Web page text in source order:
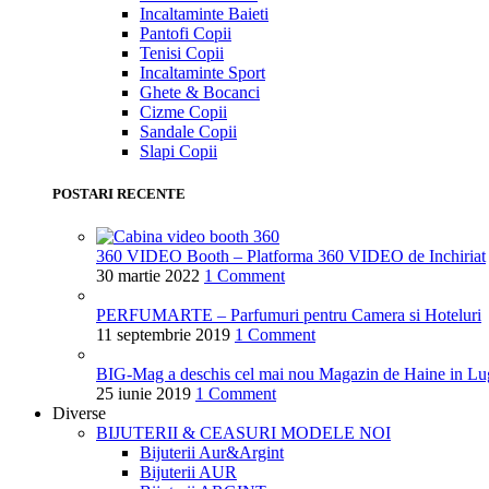
Incaltaminte Baieti
Pantofi Copii
Tenisi Copii
Incaltaminte Sport
Ghete & Bocanci
Cizme Copii
Sandale Copii
Slapi Copii
POSTARI RECENTE
360 VIDEO Booth – Platforma 360 VIDEO de Inchiriat
30 martie 2022 1 Comment
PERFUMARTE – Parfumuri pentru Camera si Hoteluri
11 septembrie 2019 1 Comment
BIG-Mag a deschis cel mai nou Magazin de Haine in
25 iunie 2019 1 Comment
Diverse
BIJUTERII & CEASURI MODELE NOI
Bijuterii Aur&Argint
Bijuterii AUR